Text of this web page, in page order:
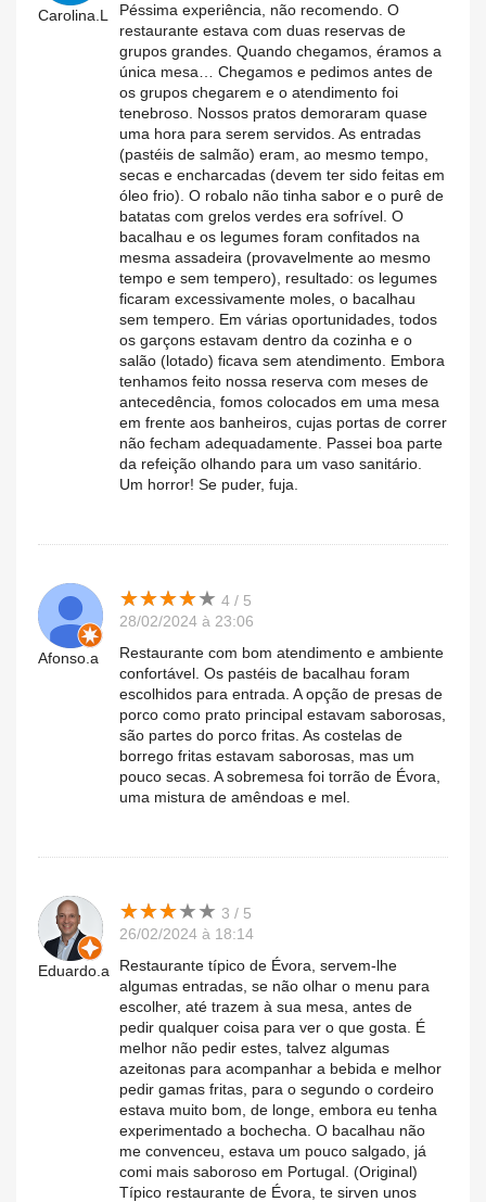
Carolina.L
Péssima experiência, não recomendo. O
restaurante estava com duas reservas de
grupos grandes. Quando chegamos, éramos a
única mesa… Chegamos e pedimos antes de
os grupos chegarem e o atendimento foi
tenebroso. Nossos pratos demoraram quase
uma hora para serem servidos. As entradas
(pastéis de salmão) eram, ao mesmo tempo,
secas e encharcadas (devem ter sido feitas em
óleo frio). O robalo não tinha sabor e o purê de
batatas com grelos verdes era sofrível. O
bacalhau e os legumes foram confitados na
mesma assadeira (provavelmente ao mesmo
tempo e sem tempero), resultado: os legumes
ficaram excessivamente moles, o bacalhau
sem tempero. Em várias oportunidades, todos
os garçons estavam dentro da cozinha e o
salão (lotado) ficava sem atendimento. Embora
tenhamos feito nossa reserva com meses de
antecedência, fomos colocados em uma mesa
em frente aos banheiros, cujas portas de correr
não fecham adequadamente. Passei boa parte
da refeição olhando para um vaso sanitário.
Um horror! Se puder, fuja.
Afonso.a
★★★★★
★★★★★ 4 / 5
28/02/2024 à 23:06
Restaurante com bom atendimento e ambiente
confortável. Os pastéis de bacalhau foram
escolhidos para entrada. A opção de presas de
porco como prato principal estavam saborosas,
são partes do porco fritas. As costelas de
borrego fritas estavam saborosas, mas um
pouco secas. A sobremesa foi torrão de Évora,
uma mistura de amêndoas e mel.
Eduardo.a
★★★★★
★★★★★ 3 / 5
26/02/2024 à 18:14
Restaurante típico de Évora, servem-lhe
algumas entradas, se não olhar o menu para
escolher, até trazem à sua mesa, antes de
pedir qualquer coisa para ver o que gosta. É
melhor não pedir estes, talvez algumas
azeitonas para acompanhar a bebida e melhor
pedir gamas fritas, para o segundo o cordeiro
estava muito bom, de longe, embora eu tenha
experimentado a bochecha. O bacalhau não
me convenceu, estava um pouco salgado, já
comi mais saboroso em Portugal. (Original)
Típico restaurante de Évora, te sirven unos